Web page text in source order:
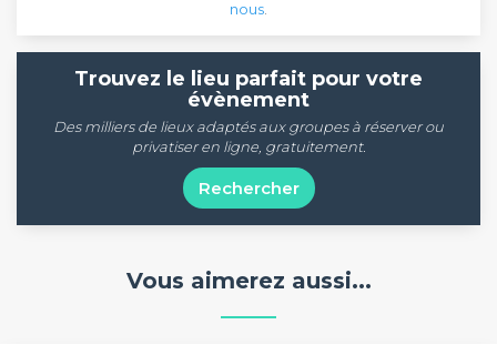
nous
Trouvez le lieu parfait pour votre
évènement
Des milliers de lieux adaptés aux groupes à réserver ou
privatiser en ligne, gratuitement.
Rechercher
Vous aimerez aussi...